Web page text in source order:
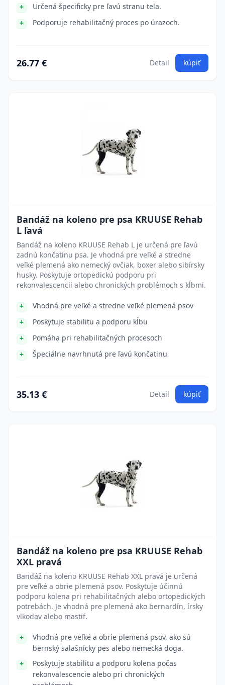
Určená špecificky pre ľavú stranu tela.
Podporuje rehabilitačný proces po úrazoch.
26.77 € Detail kúpiť
Bandáž na koleno pre psa KRUUSE Rehab
L ľavá
Bandáž na koleno KRUUSE Rehab L je určená pre ľavú
zadnú končatinu psa. Je vhodná pre veľké a stredne
veľké plemená ako nemecký ovčiak, boxer alebo sibírsky
husky. Poskytuje ortopedickú podporu pri
rekonvalescencii alebo chronických problémoch s kĺbmi.
Vhodná pre veľké a stredne veľké plemená psov
Poskytuje stabilitu a podporu kĺbu
Pomáha pri rehabilitačných procesoch
Špeciálne navrhnutá pre ľavú končatinu
35.13 € Detail kúpiť
Bandáž na koleno pre psa KRUUSE Rehab
XXL pravá
Bandáž na koleno KRUUSE Rehab XXL pravá je určená
pre veľké a obrie plemená psov. Poskytuje účinnú
podporu kolena pri rehabilitačných alebo ortopedických
potrebách. Je vhodná pre plemená ako bernardín, írsky
vlkodav alebo mastif.
Vhodná pre veľké a obrie plemená psov, ako sú
bernský salašnícky pes alebo nemecká doga.
Poskytuje stabilitu a podporu kolena počas
rekonvalescencie alebo pri chronických